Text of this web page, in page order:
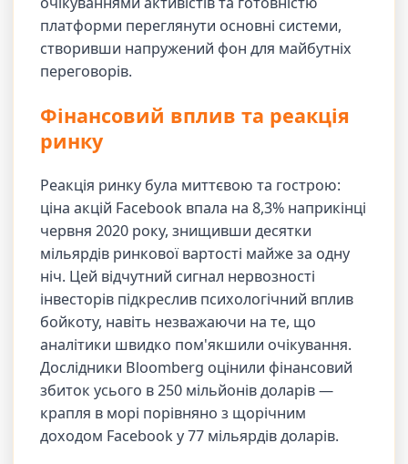
платформи переглянути основні системи,
створивши напружений фон для майбутніх
переговорів.
Фінансовий вплив та реакція
ринку
Реакція ринку була миттєвою та гострою:
ціна акцій Facebook впала на 8,3% наприкінці
червня 2020 року, знищивши десятки
мільярдів ринкової вартості майже за одну
ніч. Цей відчутний сигнал нервозності
інвесторів підкреслив психологічний вплив
бойкоту, навіть незважаючи на те, що
аналітики швидко пом'якшили очікування.
Дослідники Bloomberg оцінили фінансовий
збиток усього в 250 мільйонів доларів —
крапля в морі порівняно з щорічним
доходом Facebook у 77 мільярдів доларів.